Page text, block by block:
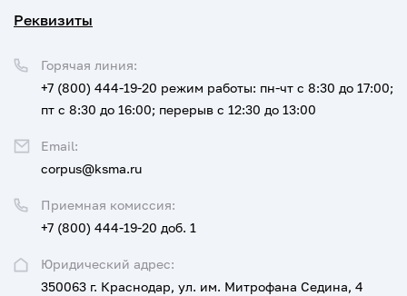
Реквизиты
Юридический адрес:
350063 г. Краснодар, ул. им. Митрофана Седина, 4
Приемная комиссия:
+7 (800) 444-19-20 доб. 1
Горячая линия:
+7 (800) 444-19-20 режим работы: пн-чт с 8:30 до 17:00;
пт с 8:30 до 16:00; перерыв с 12:30 до 13:00
Email:
corpus@ksma.ru